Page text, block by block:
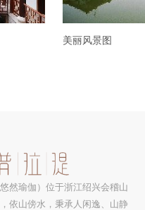
美丽风景图
然瑜伽）位于浙江绍兴会稽山
依山傍水，秉承人闲逸、山静